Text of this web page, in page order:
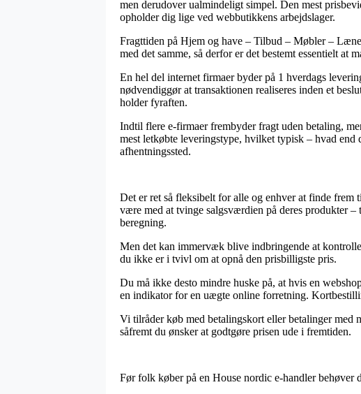
men derudover ualmindeligt simpel. Den mest
opholder dig lige ved webbutikkens arbejdslager.
Fragttiden på Hjem og have – Tilbud – Møbler –
med det samme, så derfor er det bestemt essentielt at
En hel del internet firmaer byder på 1 hverdags
nødvendiggør at transaktionen realiseres inden et
holder fyraften.
Indtil flere e-firmaer frembyder fragt uden betaling,
mest letkøbte leveringstype, hvilket typisk – hvad
afhentningssted.
Det er ret så fleksibelt for alle og enhver at finde frem
være med at tvinge salgsværdien på deres produkter
beregning.
Men det kan immervæk blive indbringende at
du ikke er i tvivl om at opnå den prisbilligste pris.
Du må ikke desto mindre huske på, at hvis en
en indikator for en uægte online forretning.
Vi tilråder køb med betalingskort eller betalinger med
såfremt du ønsker at godtgøre prisen ude i fremtiden.
Før folk køber på en House nordic e-handler behøver